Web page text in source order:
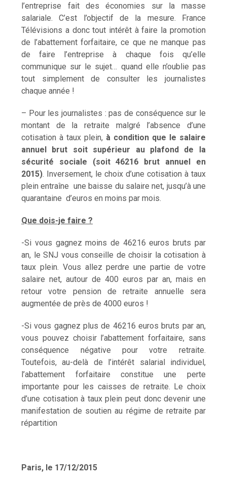
l’entreprise fait des économies sur la masse
salariale. C’est l’objectif de la mesure. France
Télévisions a donc tout intérêt à faire la promotion
de l’abattement forfaitaire, ce que ne manque pas
de faire l’entreprise à chaque fois qu’elle
communique sur le sujet… quand elle n’oublie pas
tout simplement de consulter les journalistes
chaque année !
– Pour les journalistes : pas de conséquence sur le
montant de la retraite malgré l’absence d’une
cotisation à taux plein, à condition que le salaire
annuel brut soit supérieur au plafond de la
sécurité sociale (soit 46216 brut annuel en
2015). Inversement, le choix d’une cotisation à taux
plein entraîne une baisse du salaire net, jusqu’à une
quarantaine d’euros en moins par mois.
Que dois-je faire ?
-Si vous gagnez moins de 46216 euros bruts par
an, le SNJ vous conseille de choisir la cotisation à
taux plein. Vous allez perdre une partie de votre
salaire net, autour de 400 euros par an, mais en
retour votre pension de retraite annuelle sera
augmentée de près de 4000 euros !
-Si vous gagnez plus de 46216 euros bruts par an,
vous pouvez choisir l’abattement forfaitaire, sans
conséquence négative pour votre retraite.
Toutefois, au-delà de l’intérêt salarial individuel,
l’abattement forfaitaire constitue une perte
importante pour les caisses de retraite. Le choix
d’une cotisation à taux plein peut donc devenir une
manifestation de soutien au régime de retraite par
répartition
Paris, le 17/12/2015